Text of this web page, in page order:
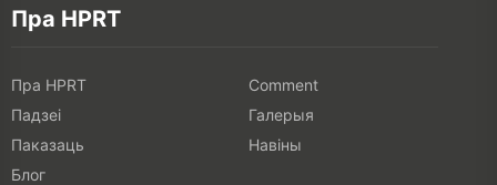
Пра HPRT
Пра HPRT
Comment
Падзеі
Галерыя
Паказаць
Навіны
Блог